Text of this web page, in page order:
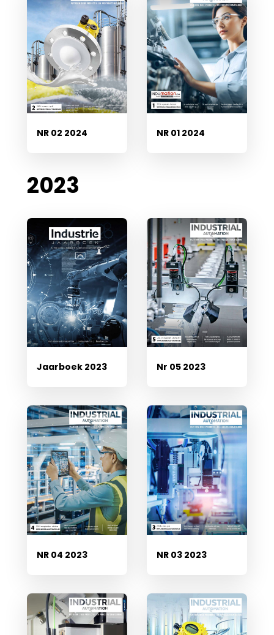
NR 02 2024 NR 01 2024
2023
Jaarboek 2023 Nr 05 2023
NR 04 2023 NR 03 2023